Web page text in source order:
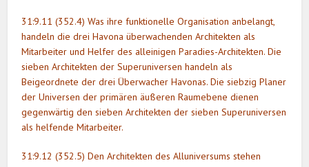
31:9.11 (352.4) Was ihre funktionelle Organisation anbelangt,
handeln die drei Havona überwachenden Architekten als
Mitarbeiter und Helfer des alleinigen Paradies-Architekten. Die
sieben Architekten der Superuniversen handeln als
Beigeordnete der drei Überwacher Havonas. Die siebzig Planer
der Universen der primären äußeren Raumebene dienen
gegenwärtig den sieben Architekten der sieben Superuniversen
als helfende Mitarbeiter.
31:9.12 (352.5) Den Architekten des Alluniversums stehen